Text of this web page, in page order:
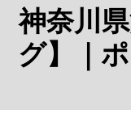
神奈川
グ】｜